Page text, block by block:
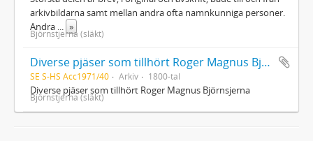
arkivbildarna samt mellan andra ofta namnkunniga personer.
Andra
»
Björnstjerna (släkt)
Diverse pjäser som tillhört Roger Magnus Björnsjerna
SE S-HS Acc1971/40 Arkiv 1800-tal
Diverse pjäser som tillhört Roger Magnus Björnsjerna
Björnstjerna (släkt)